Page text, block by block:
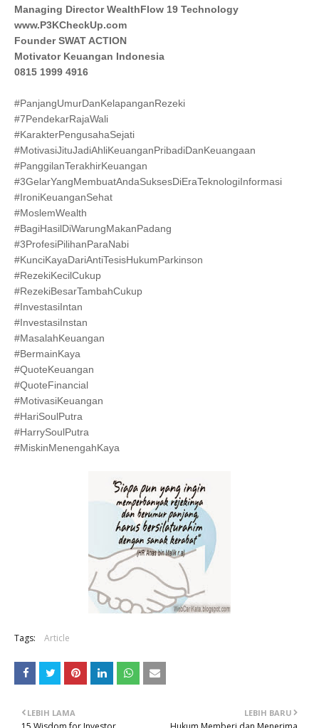
Managing Director WealthFlow 19 Technology
www.P3KCheckUp.com
Founder SWAT ACTION
Motivator Keuangan Indonesia
0815 1999 4916
#PanjangUmurDanKelapanganRezeki
#7PendekarRajaWali
#KarakterPengusahaSejati
#MotivasiJituJadiAhliKeuanganPribadiDanKeuangaan
#PanggilanTerakhirKeuangan
#3GelarYangMembuatAndaSuksesDiEraTeknologiInformasi
#IroniKeuanganSehat
#MoslemWealth
#BagiHasilDiWarungMakanPadang
#3ProfesiPilihanParaNabi
#KunciKayaDariAntiTesisHukumParkinson
#RezekiKecilCukup
#RezekiBesarTambahCukup
#InvestasiIntan
#InvestasiInstan
#MasalahKeuangan
#BermainKaya
#QuoteKeuangan
#QuoteFinancial
#MotivasiKeuangan
#HariSoulPutra
#HarrySoulPutra
#MiskinMenengahKaya
Tags: Article
LEBIH BARU
LEBIH LAMA